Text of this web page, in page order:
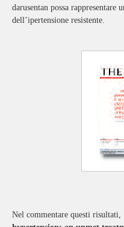
darusentan possa rappresentare
dell’ipertensione resistente.
Nel commentare questi